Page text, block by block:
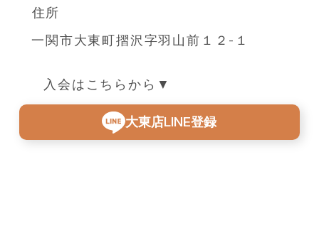
住所
一関市大東町摺沢字羽山前１２-１
​入会はこちらから▼
大東店LINE登録